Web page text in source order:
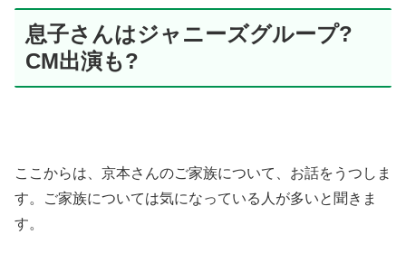
息子さんはジャニーズグループ?
CM出演も?
ここからは、京本さんのご家族について、お話をうつしま
す。ご家族については気になっている人が多いと聞きま
す。